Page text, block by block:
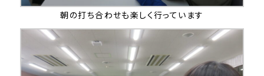
朝の打ち合わせも楽しく行っています